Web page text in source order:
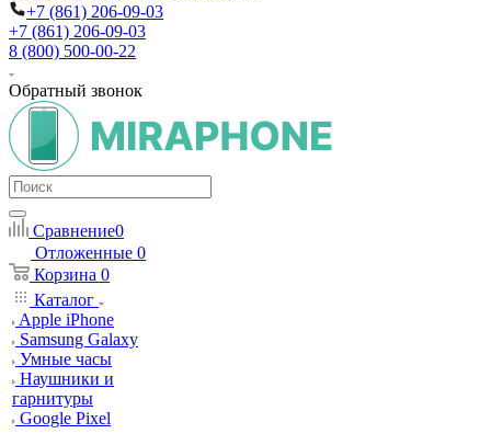
+7 (861) 206-09-03
+7 (861) 206-09-03
8 (800) 500-00-22
Обратный звонок
Сравнение0
Отложенные 0
Корзина 0
Каталог
Apple iPhone
Samsung Galaxy
Умные часы
Наушники и
гарнитуры
Google Pixel